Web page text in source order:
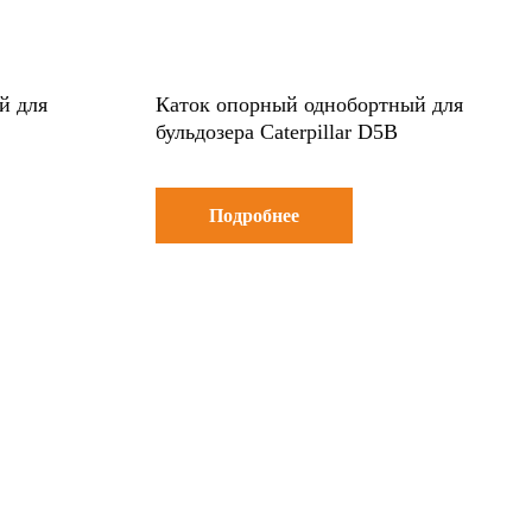
для
Каток опорный однобортный для
бульдозера Caterpillar D5B
Подробнее